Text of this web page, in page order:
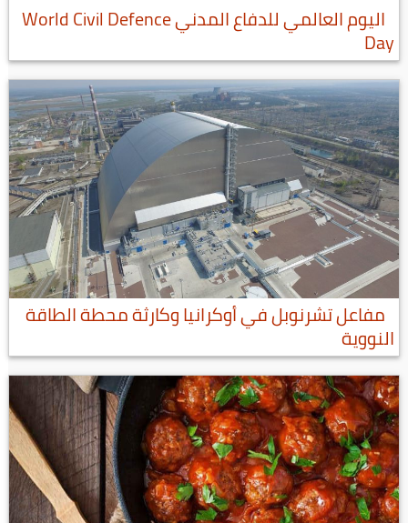
اليوم العالمي للدفاع المدني World Civil Defence
Day
مفاعل تشرنوبل في أوكرانيا وكارثة محطة الطاقة
النووية